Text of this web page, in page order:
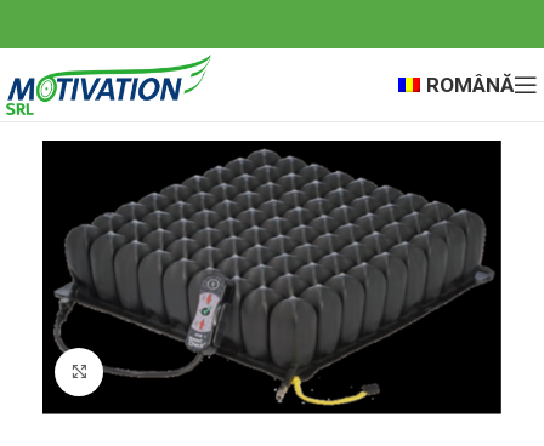
ROMÂNĂ
Click to enlarge